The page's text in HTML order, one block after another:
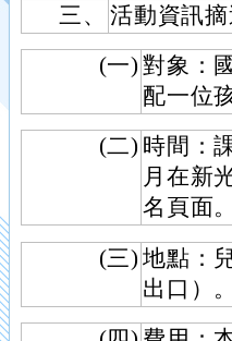
三、
活動資訊摘
(一) 對象：
配一位
(二) 時間：
月在新
名頁面。
(三) 地點：
出口）。